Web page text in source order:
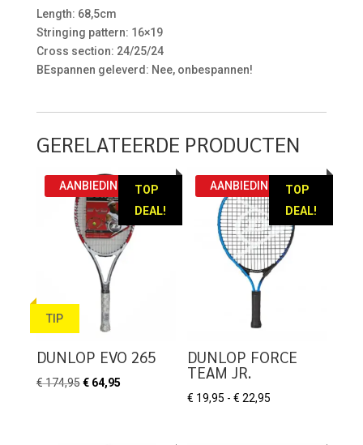
Length: 68,5cm
Stringing pattern: 16×19
Cross section: 24/25/24
BEspannen geleverd: Nee, onbespannen!
GERELATEERDE PRODUCTEN
TOP
DEAL!
TIP
AANBIEDING!
DUNLOP EVO 265
€174,95 Oorspronkelijke
€64,95Huidige
TOP
DEAL!
AANBIEDING!
DUNLOP FORCE
TEAM JR.
€ 19,95 - € 22,95